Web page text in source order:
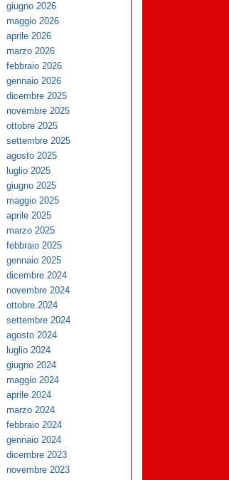
giugno 2026
maggio 2026
aprile 2026
marzo 2026
febbraio 2026
gennaio 2026
dicembre 2025
novembre 2025
ottobre 2025
settembre 2025
agosto 2025
luglio 2025
giugno 2025
maggio 2025
aprile 2025
marzo 2025
febbraio 2025
gennaio 2025
dicembre 2024
novembre 2024
ottobre 2024
settembre 2024
agosto 2024
luglio 2024
giugno 2024
maggio 2024
aprile 2024
marzo 2024
febbraio 2024
gennaio 2024
dicembre 2023
novembre 2023